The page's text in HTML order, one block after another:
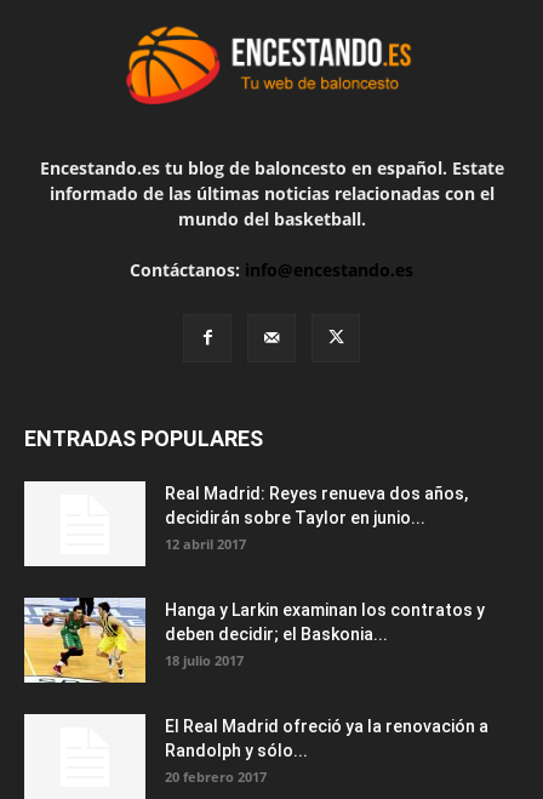
Encestando.es tu blog de baloncesto en español. Estate
informado de las últimas noticias relacionadas con el
mundo del basketball.
Contáctanos: info@encestando.es
ENTRADAS POPULARES
Real Madrid: Reyes renueva dos años,
decidirán sobre Taylor en junio...
12 abril 2017
Hanga y Larkin examinan los contratos y
deben decidir; el Baskonia...
18 julio 2017
El Real Madrid ofreció ya la renovación a
Randolph y sólo...
20 febrero 2017